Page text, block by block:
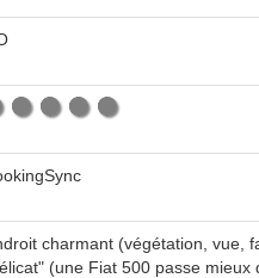
charmant (végétation, vue,
(une Fiat 500 passe